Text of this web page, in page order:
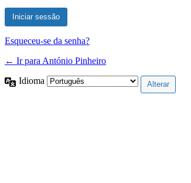
Esqueceu-se da senha?
← Ir para António Pinheiro
Idioma